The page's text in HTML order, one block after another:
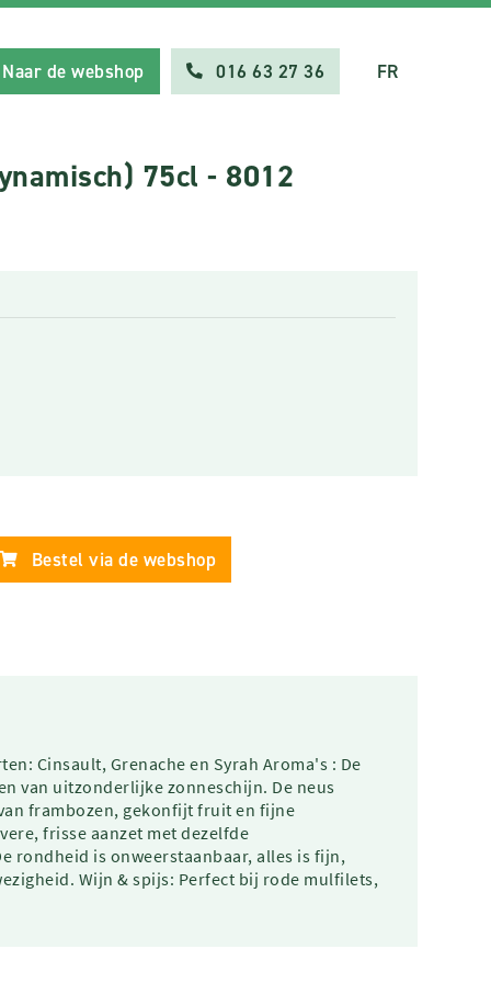
Naar de webshop 016 63 27 36 FR
75cl - 8012
Bestel via de webshop
Cinsault, Grenache en Syrah Aroma's : De
van uitzonderlijke zonneschijn. De neus
frambozen, gekonfijt fruit en fijne
frisse aanzet met dezelfde
rondheid is onweerstaanbaar, alles is fijn,
Wijn & spijs: Perfect bij rode mulfilets,